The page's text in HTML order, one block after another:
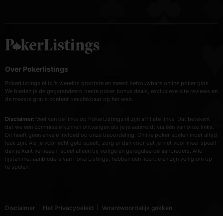
Over Pokerlistings
PokerListings.nl is 's werelds grootste en meest betrouwbare online poker gids.
We bieden je de gegarandeerd beste poker bonus deals, exclusieve site reviews en
de meeste gratis content beschikbaar op het web.
Disclaimer: Veel van de links op PokerListings.nl zijn affiliate links. Dat betekent
dat we een commissie kunnen ontvangen als je je aanmeldt via één van onze links.
Dit heeft geen enkele invloed op onze beoordeling. Online poker spelen moet altijd
leuk zijn. Als je voor echt geld speelt, zorg er dan voor dat je niet voor meer speelt
dan je kunt verliezen: speel alleen bij veilige en gereguleerde aanbieders. Alle
lijsten met aanbieders van PokerListings, hebben een licentie en zijn veilig om op
te spelen.
Disclaimer Het Privacybeleid Verantwoordelijk gokken